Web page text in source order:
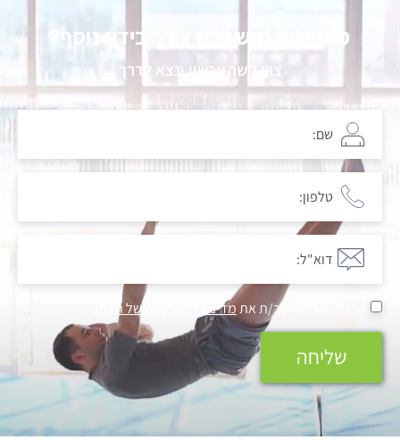
מרגישים שיש לכם צורך בידע נוסף?
צרו קשר עכשיו ונצא לדרך
קראתי ואני מאשר/ת אתמדיניות הפרטיות של האתר
שליחה